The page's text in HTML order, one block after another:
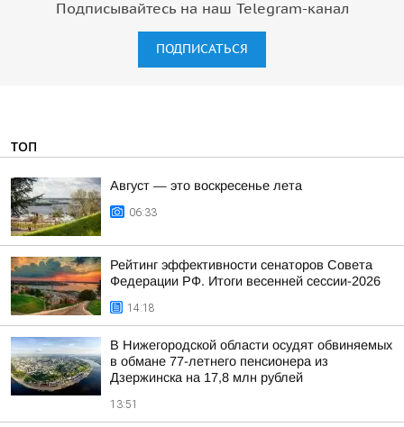
Подписывайтесь на наш Telegram-канал
ПОДПИСАТЬСЯ
ТОП
Август — это воскресенье лета
06:33
Рейтинг эффективности сенаторов Совета
Федерации РФ. Итоги весенней сессии-2026
14:18
В Нижегородской области осудят обвиняемых
в обмане 77-летнего пенсионера из
Дзержинска на 17,8 млн рублей
13:51